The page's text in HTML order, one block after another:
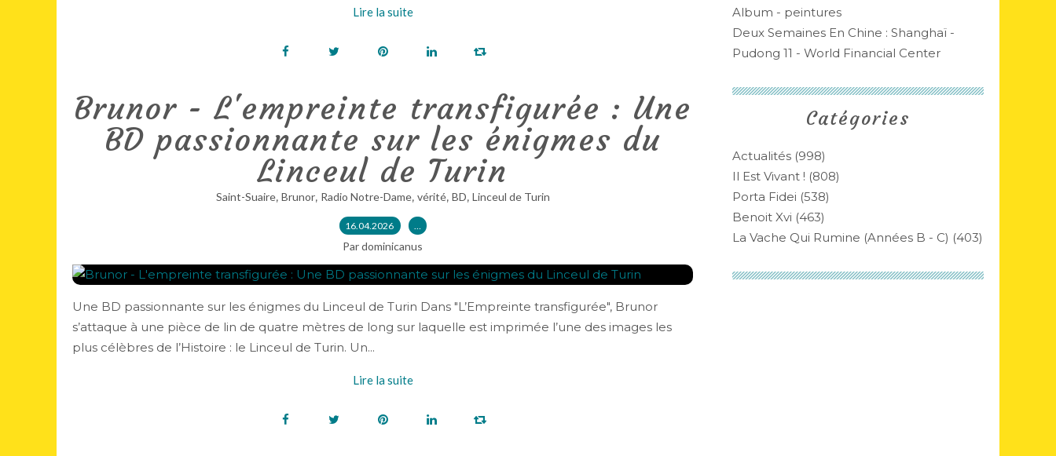
Lire la suite
Brunor - L'empreinte transfigurée : Une
BD passionnante sur les énigmes du
Linceul de Turin
Saint-Suaire, Brunor, Radio Notre-Dame, vérité, BD, Linceul de Turin
16.04.2026 …
Par dominicanus
Une BD passionnante sur les énigmes du Linceul de Turin Dans "L’Empreinte transfigurée", Brunor
s’attaque à une pièce de lin de quatre mètres de long sur laquelle est imprimée l’une des images les
plus célèbres de l’Histoire : le Linceul de Turin. Un...
Lire la suite
Catégories
Actualités (998)
Il Est Vivant ! (808)
Porta Fidei (538)
Benoit Xvi (463)
La Vache Qui Rumine (années B - C) (403)
Album - peintures
Deux Semaines En Chine : Shanghaï -
Pudong 11 - World Financial Center